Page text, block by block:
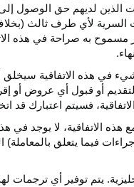
الذين لديهم حق الوصول
لأي طرف ثالث (بخلاف
مسموح به صراحة في هذه
في هذه الاتفاقية سيخلق
أو قبول أي عروض أو
الاتفاقية، فسيتم اعتبارك قد
هذه
الاتفاقية، لا يوجد في
فيما يتعلق
. يتم توفير أي ترجمات